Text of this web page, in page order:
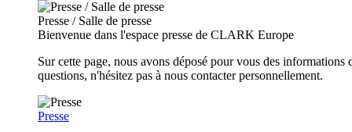
Presse / Salle de presse
Bienvenue dans l'espace presse de CLARK Europe
Sur cette page, nous avons déposé pour vous des
questions, n'hésitez pas à nous contacter personnellement.
Presse